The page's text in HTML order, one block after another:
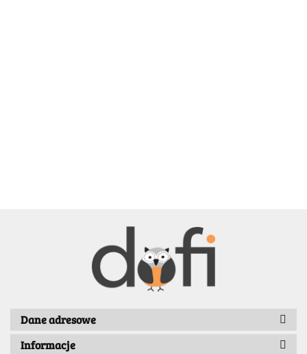
BENASSI/GALGI
Dane adresowe
Informacje